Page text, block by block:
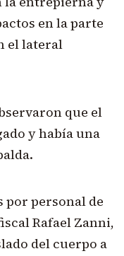
en la parte
el lateral
que el
y había una
por personal de
Rafael Zanni,
del cuerpo a